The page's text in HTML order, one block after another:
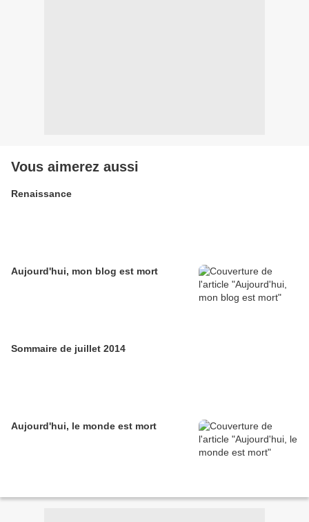
Vous aimerez aussi
Renaissance
Aujourd'hui, mon blog est mort
Sommaire de juillet 2014
Aujourd'hui, le monde est mort